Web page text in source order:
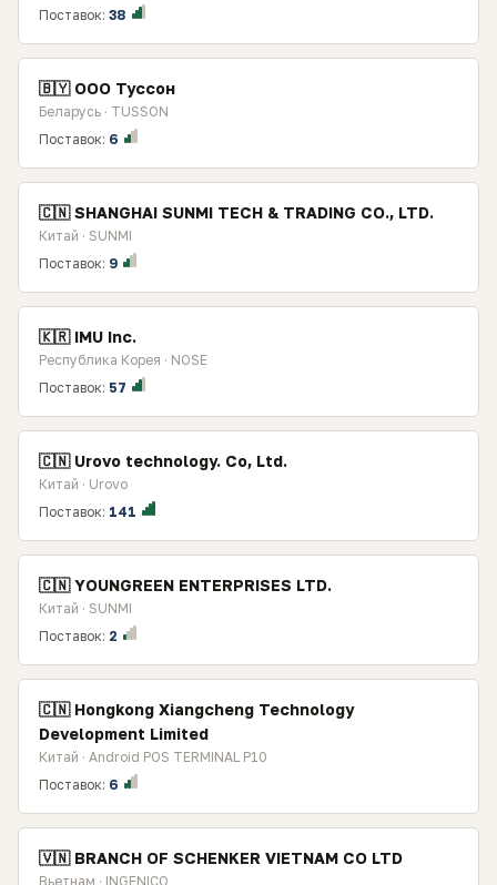
Поставок: 38
🇧🇾 ООО Туссон
Беларусь · TUSSON
Поставок: 6
🇨🇳 SHANGHAI SUNMI TECH & TRADING CO., LTD.
Китай · SUNMI
Поставок: 9
🇰🇷 IMU Inc.
Республика Корея · NOSE
Поставок: 57
🇨🇳 Urovo technology. Co, Ltd.
Китай · Urovo
Поставок: 141
🇨🇳 YOUNGREEN ENTERPRISES LTD.
Китай · SUNMI
Поставок: 2
🇨🇳 Hongkong Xiangcheng Technology
Development Limited
Китай · Android POS TERMINAL P10
Поставок: 6
🇻🇳 BRANCH OF SCHENKER VIETNAM CO LTD
Вьетнам · INGENICO